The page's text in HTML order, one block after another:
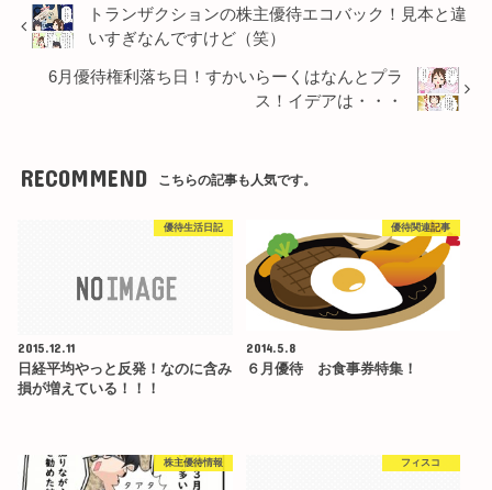
トランザクションの株主優待エコバック！見本と違
いすぎなんですけど（笑）
6月優待権利落ち日！すかいらーくはなんとプラ
ス！イデアは・・・
RECOMMEND こちらの記事も人気です。
優待生活日記
2015.12.11
日経平均やっと反発！なのに含み
損が増えている！！！
優待関連記事
2014.5.8
６月優待 お食事券特集！
株主優待情報 フィスコ